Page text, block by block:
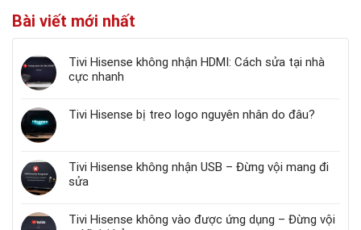
Bài viết mới nhất
Tivi Hisense không nhận HDMI: Cách sửa tại nhà
cực nhanh
Tivi Hisense bị treo logo nguyên nhân do đâu?
Tivi Hisense không nhận USB – Đừng vội mang đi
sửa
Tivi Hisense không vào được ứng dụng – Đừng vội